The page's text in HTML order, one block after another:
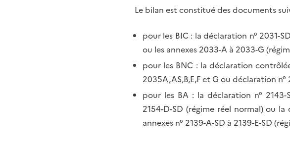
Le bilan est constitué des documents
pour les BIC : la déclaration n° 2031-
ou les annexes 2033-A à 2033-G
pour les BNC : la déclaration
2035A,AS,B,E,F et G ou déclaration
pour les BA : la déclaration n° 2143-
2154-D-SD (régime réel normal) ou la
annexes n° 2139-A-SD à 2139-E-SD